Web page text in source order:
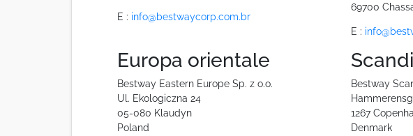
E : info@bestwaycorp.com.br
69700
E :
Europa orientale
Bestway Eastern Europe Sp. z o.o.
Ul. Ekologiczna 24
05-080 Klaudyn
Poland
Bestway
1267
Denmark